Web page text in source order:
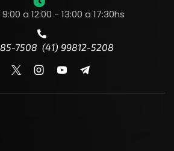
a 12:00 - 13:00 a 17:30hs
7508 (41) 99812-5208